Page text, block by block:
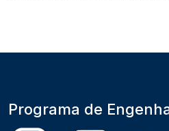
Programa de